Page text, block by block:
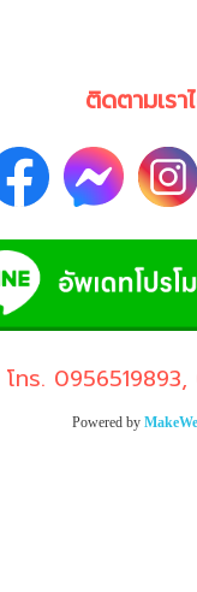
ติดตามเรา
โทร. 0956519893,
Powered by